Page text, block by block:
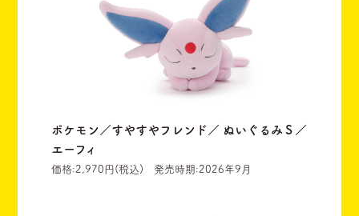
ポケモン／すやすやフレンド／ ぬいぐるみＳ／
エーフィ
価格:2,970円(税込) 発売時期:2026年9月